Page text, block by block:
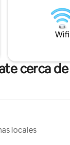
de
los
famosa
zona.
número
Wifi
cerca
locales